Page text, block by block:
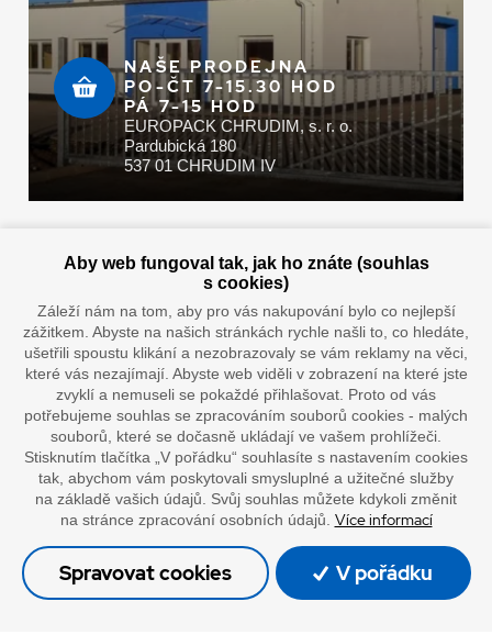
NAŠE PRODEJNA
PO-ČT 7-15.30 HOD
PÁ 7-15 HOD
EUROPACK CHRUDIM, s. r. o.
Pardubická 180
537 01 CHRUDIM IV
Doprava vaším oblíbeným dopravcem
”Lepíme s jistotou”
© Oficiální stránky společnosti Europack
Aby web fungoval tak, jak ho znáte (souhlas
s cookies)
Záleží nám na tom, aby pro vás nakupování bylo co nejlepší
zážitkem. Abyste na našich stránkách rychle našli to, co hledáte,
ušetřili spoustu klikání a nezobrazovaly se vám reklamy na věci,
které vás nezajímají. Abyste web viděli v zobrazení na které jste
zvyklí a nemuseli se pokaždé přihlašovat. Proto od vás
potřebujeme souhlas se zpracováním souborů cookies - malých
souborů, které se dočasně ukládají ve vašem prohlížeči.
Stisknutím tlačítka „V pořádku“ souhlasíte s nastavením cookies
tak, abychom vám poskytovali smysluplné a užitečné služby
na základě vašich údajů. Svůj souhlas můžete kdykoli změnit
na stránce zpracování osobních údajů. Více informací
Spravovat cookies V pořádku